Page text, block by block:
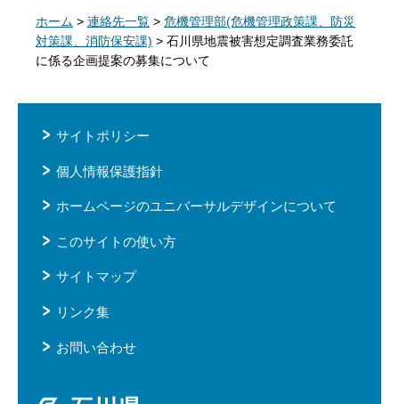
ホーム > 連絡先一覧 > 危機管理部(危機管理政策課、防災
対策課、消防保安課) > 石川県地震被害想定調査業務委託
に係る企画提案の募集について
サイトポリシー
個人情報保護指針
ホームページのユニバーサルデザインについて
このサイトの使い方
サイトマップ
リンク集
お問い合わせ